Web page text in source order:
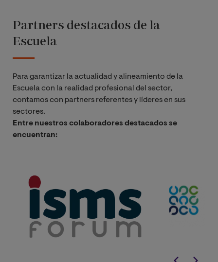
Partners destacados de la
Escuela
Para garantizar la actualidad y alineamiento de la
Escuela con la realidad profesional del sector,
contamos con partners referentes y líderes en sus
sectores.
Entre nuestros colaboradores destacados se
encuentran: